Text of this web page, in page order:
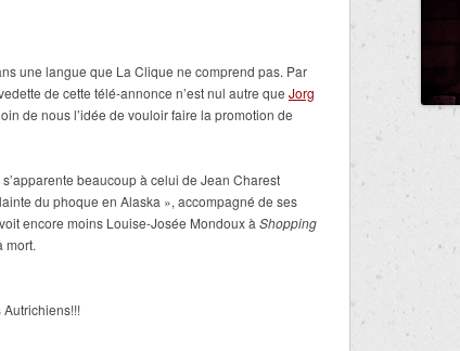
une langue que La Clique ne comprend pas. Par
de cette télé-annonce n’est nul autre que Jorg
de nous l’idée de vouloir faire la promotion de
beaucoup à celui de Jean Charest
du phoque en Alaska », accompagné de ses
encore moins Louise-Josée Mondoux à Shopping
mort.
Autrichiens!!!